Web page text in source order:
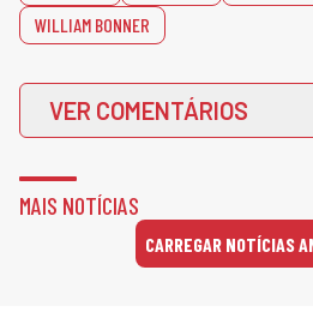
WILLIAM BONNER
VER COMENTÁRIOS
MAIS NOTÍCIAS
CARREGAR NOTÍCIAS